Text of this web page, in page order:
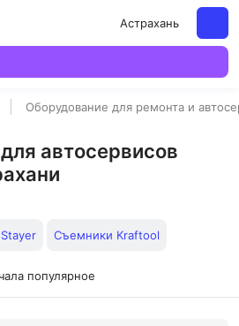
Астрахань
Оборудование для ремонта и
автосервисов
Съемники Kraftool
популярное